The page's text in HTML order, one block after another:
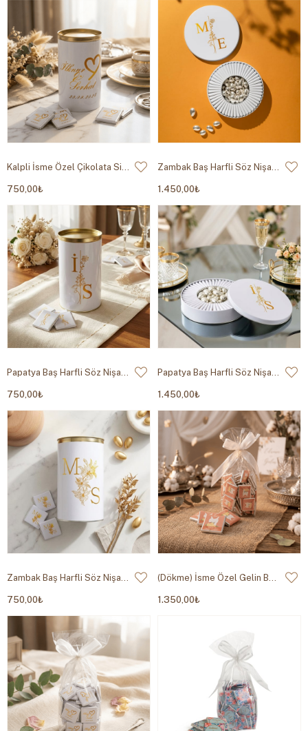
Kalpli İsme Özel Çikolata Silindir Kutu
750,00₺
Zambak Baş Harfli Söz Nişan Çikolatası Metal Kutu
1.450,00₺
Papatya Baş Harfli Söz Nişan Çikolatası Silindir Kutu
750,00₺
Papatya Baş Harfli Söz Nişan Çikolatası Metal Kutu
1.450,00₺
Zambak Baş Harfli Söz Nişan Çikolatası Silindir Kutu
750,00₺
(Dökme) İsme Özel Gelin Bohçası Çikolatası
1.350,00₺